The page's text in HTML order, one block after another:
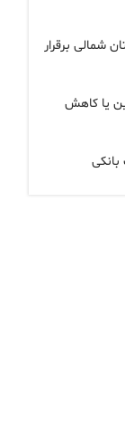
پلاک منطقه آزاد انزلی در ۵ استان شمالی برقرار
یا کاهش